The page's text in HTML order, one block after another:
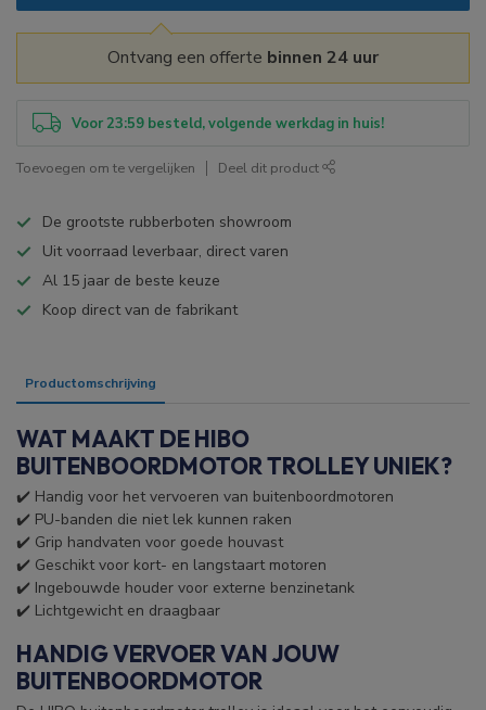
Ontvang een offerte binnen 24 uur
Voor 23:59 besteld, volgende werkdag in huis!
Toevoegen om te vergelijken Deel dit product
De grootste rubberboten showroom
Uit voorraad leverbaar, direct varen
Al 15 jaar de beste keuze
Koop direct van de fabrikant
Productomschrijving
WAT MAAKT DE HIBO
BUITENBOORDMOTOR TROLLEY UNIEK?
✔️ Handig voor het vervoeren van buitenboordmotoren
✔️ PU-banden die niet lek kunnen raken
✔️ Grip handvaten voor goede houvast
✔️ Geschikt voor kort- en langstaart motoren
✔️ Ingebouwde houder voor externe benzinetank
✔️ Lichtgewicht en draagbaar
HANDIG VERVOER VAN JOUW
BUITENBOORDMOTOR